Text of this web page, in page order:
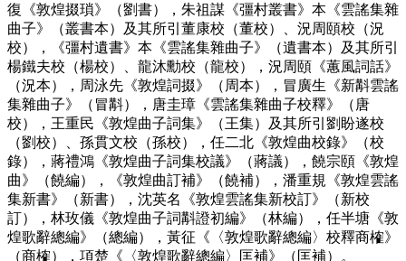
復《敦煌掇瑣》（劉書），朱祖謀《彊村叢書》本《雲謠集雜
曲子》（叢書本）及其所引董康校（董校）、況周頤校（況
校），《彊村遺書》本《雲謠集雜曲子》（遺書本）及其所引
楊鐵夫校（楊校）、龍沐勳校（龍校），況周頤《蕙風詞話》
（況本），周泳先《敦煌詞掇》（周本），冒廣生《新斠雲謠
集雜曲子》（冒斠），唐圭璋《雲謠集雜曲子校釋》（唐
校），王重民《敦煌曲子詞集》（王集）及其所引劉盼遂校
（劉校）、孫貫文校（孫校），任二北《敦煌曲校錄》（校
錄），蔣禮鴻《敦煌曲子詞集校議》（蔣議），饒宗頤《敦煌
曲》（饒編），《敦煌曲訂補》（饒補），潘重規《敦煌雲謠
集新書》（新書），沈英名《敦煌雲謠集新校訂》（新校
訂），林玫儀《敦煌曲子詞斠證初編》（林編），任半塘《敦
煌歌辭總編》（總編），黃征《〈敦煌歌辭總編〉校釋商榷》
（商榷），項楚《〈敦煌歌辭總編〉匡補》（匡補）。